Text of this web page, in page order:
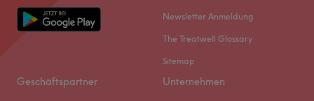
Newsletter Anmeldung
The Treatwell Glossary
Sitemap
Geschäftspartner Unternehmen